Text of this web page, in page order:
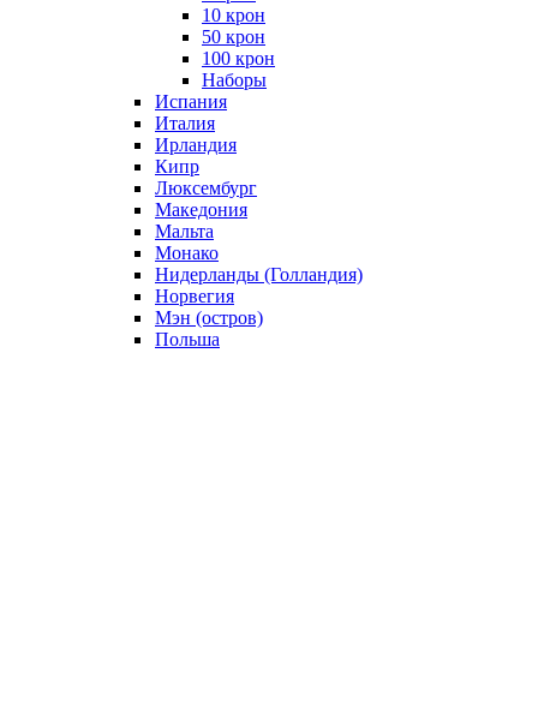
10 крон
50 крон
100 крон
Наборы
Испания
Италия
Ирландия
Кипр
Люксембург
Македония
Мальта
Монако
Нидерланды (Голландия)
Норвегия
Мэн (остров)
Польша